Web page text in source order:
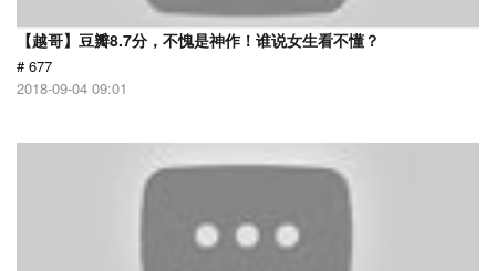
【越哥】豆瓣8.7分，不愧是神作！谁说女生看不懂？
# 677
2018-09-04 09:01